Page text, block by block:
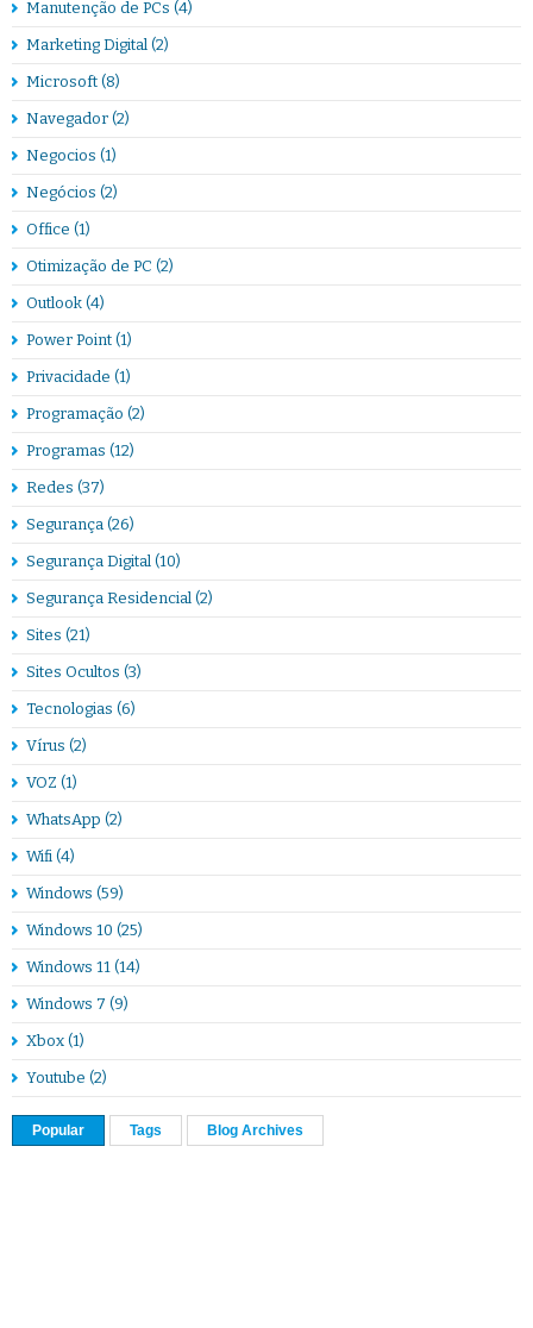
Manutenção de PCs (4)
Marketing Digital (2)
Microsoft (8)
Navegador (2)
Negocios (1)
Negócios (2)
Office (1)
Otimização de PC (2)
Outlook (4)
Power Point (1)
Privacidade (1)
Programação (2)
Programas (12)
Redes (37)
Segurança (26)
Segurança Digital (10)
Segurança Residencial (2)
Sites (21)
Sites Ocultos (3)
Tecnologias (6)
Vírus (2)
VOZ (1)
WhatsApp (2)
Wifi (4)
Windows (59)
Windows 10 (25)
Windows 11 (14)
Windows 7 (9)
Xbox (1)
Youtube (2)
Popular Tags Blog Archives